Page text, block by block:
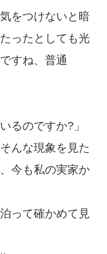
をつけないと暗
ったとしても光
すね、普通
るのですか?」
んな現象を見た
今も私の実家か
って確かめて見